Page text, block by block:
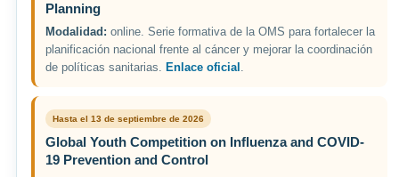
Planning
Modalidad: online. Serie formativa de la OMS para fortalecer la
planificación nacional frente al cáncer y mejorar la coordinación
de políticas sanitarias. Enlace oficial .
Hasta el 13 de septiembre de 2026
Global Youth Competition on Influenza and COVID-
19 Prevention and Control